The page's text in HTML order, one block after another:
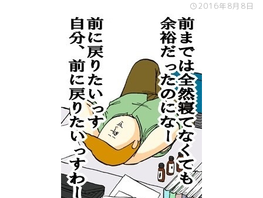
2016年8月8日